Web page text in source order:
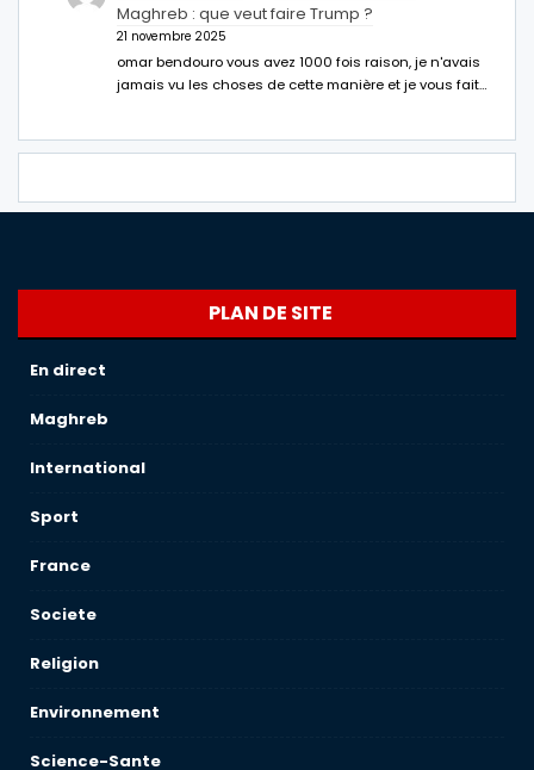
Maghreb : que veut faire Trump ?
21 novembre 2025
omar bendouro vous avez 1000 fois raison, je n'avais
jamais vu les choses de cette manière et je vous fait…
PLAN DE SITE
En direct
Maghreb
International
Sport
France
Societe
Religion
Environnement
Science-Sante